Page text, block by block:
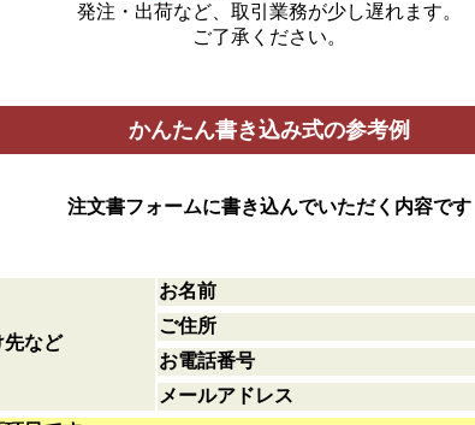
発注・出荷など、取引業務が少し遅れます。
ご了承ください。
かんたん書き込み式の参考例
注文書フォームに書き込んでいただく内容です
先など
お名前
ご住所
お電話番号
メールアドレス